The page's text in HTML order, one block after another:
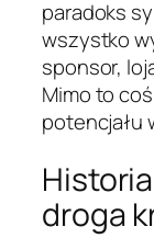
paradoks
wszystko
sponsor,
Mimo to
potencjału
droga